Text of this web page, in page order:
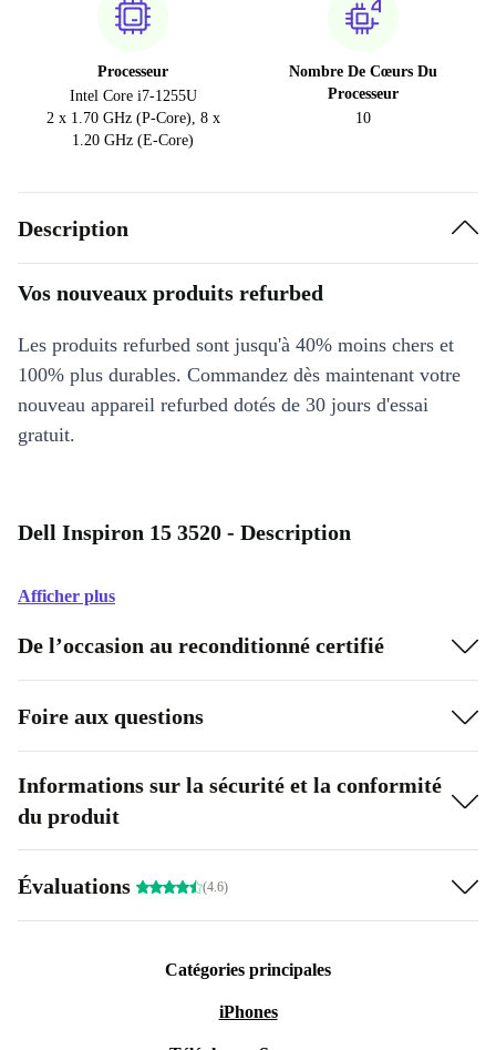
Processeur
Intel Core i7-1255U
2 x 1.70 GHz (P-Core), 8 x
1.20 GHz (E-Core)
Nombre De Cœurs Du
Processeur
10
Description
Vos nouveaux produits refurbed
Les produits refurbed sont jusqu'à 40% moins chers et
100% plus durables. Commandez dès maintenant votre
nouveau appareil refurbed dotés de 30 jours d'essai
gratuit.
Dell Inspiron 15 3520 - Description
Afficher plus
De l’occasion au reconditionné certifié
Foire aux questions
Informations sur la sécurité et la conformité
du produit
Évaluations (4.6)
Catégories principales
iPhones